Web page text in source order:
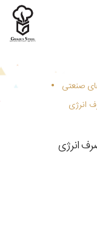
صنعتی •
انرژی
انرژی